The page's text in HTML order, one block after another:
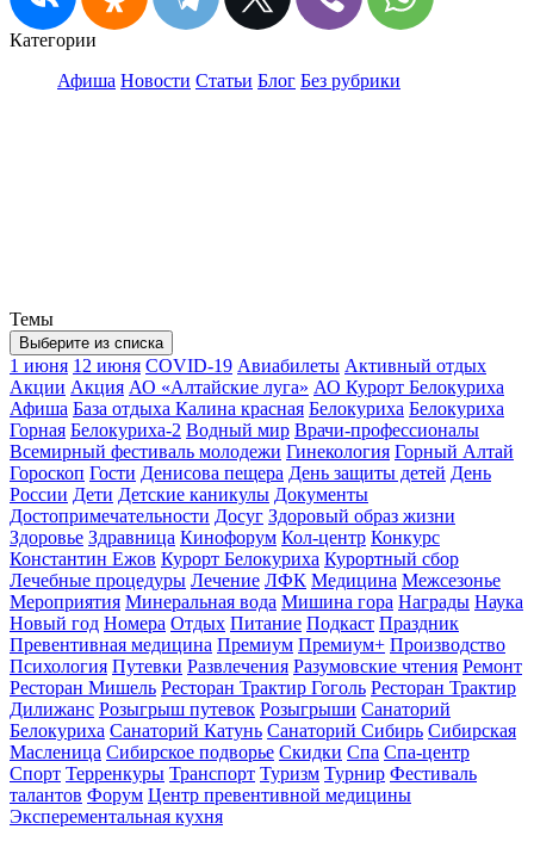
Категории
Афиша Новости Статьи Блог Без рубрики
Темы
Выберите из списка
1 июня 12 июня COVID-19 Авиабилеты Активный отдых
Акции Акция АО «Алтайские луга» АО Курорт Белокуриха
Афиша База отдыха Калина красная Белокуриха Белокуриха
Горная Белокуриха-2 Водный мир Врачи-профессионалы
Всемирный фестиваль молодежи Гинекология Горный Алтай
Гороскоп Гости Денисова пещера День защиты детей День
России Дети Детские каникулы Документы
Достопримечательности Досуг Здоровый образ жизни
Здоровье Здравница Кинофорум Кол-центр Конкурс
Константин Ежов Курорт Белокуриха Курортный сбор
Лечебные процедуры Лечение ЛФК Медицина Межсезонье
Мероприятия Минеральная вода Мишина гора Награды Наука
Новый год Номера Отдых Питание Подкаст Праздник
Превентивная медицина Премиум Премиум+ Производство
Психология Путевки Развлечения Разумовские чтения Ремонт
Ресторан Мишель Ресторан Трактир Гоголь Ресторан Трактир
Дилижанс Розыгрыш путевок Розыгрыши Санаторий
Белокуриха Санаторий Катунь Санаторий Сибирь Сибирская
Масленица Сибирское подворье Скидки Спа Спа-центр
Спорт Терренкуры Транспорт Туризм Турнир Фестиваль
талантов Форум Центр превентивной медицины
Эксперементальная кухня